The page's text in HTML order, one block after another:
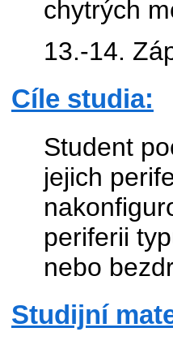
chytrých
13.-14.
Cíle studia:
Student
jejich
periferii
nebo
Studijní